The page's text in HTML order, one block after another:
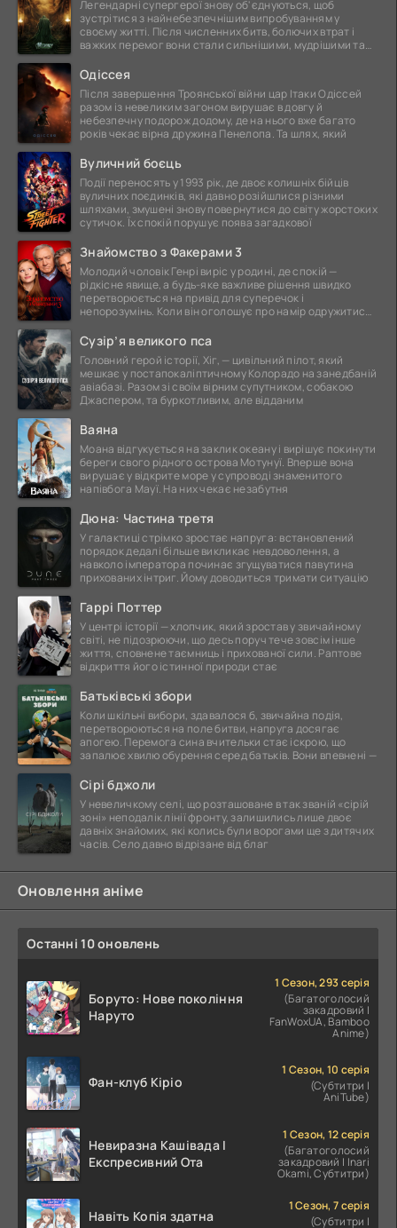
Легендарні супергерої знову об'єднуються, щоб
зустрітися з найнебезпечнішим випробуванням у
своєму житті. Після численних битв, болючих втрат і
важких перемог вони стали сильнішими, мудрішими та
Одіссея
Після завершення Троянської війни цар Ітаки Одіссей
разом із невеликим загоном вирушає в довгу й
небезпечну подорож додому, де на нього вже багато
років чекає вірна дружина Пенелопа. Та шлях, який
Вуличний боєць
Події переносять у 1993 рік, де двоє колишніх бійців
вуличних поєдинків, які давно розійшлися різними
шляхами, змушені знову повернутися до світу жорстоких
сутичок. Їх спокій порушує поява загадкової
Знайомство з Факерами 3
Молодий чоловік Генрі виріс у родині, де спокій —
рідкісне явище, а будь-яке важливе рішення швидко
перетворюється на привід для суперечок і
непорозумінь. Коли він оголошує про намір одружитися,
Сузір’я великого пса
Головний герой історії, Хіг, — цивільний пілот, який
мешкає у постапокаліптичному Колорадо на занедбаній
авіабазі. Разом зі своїм вірним супутником, собакою
Джаспером, та буркотливим, але відданим
Ваяна
Моана відгукується на заклик океану і вирішує покинути
береги свого рідного острова Мотунуї. Вперше вона
вирушає у відкрите море у супроводі знаменитого
напівбога Мауї. На них чекає незабутня
Дюна: Частина третя
У галактиці стрімко зростає напруга: встановлений
порядок дедалі більше викликає невдоволення, а
навколо імператора починає згущуватися павутина
прихованих інтриг. Йому доводиться тримати ситуацію
Гаррі Поттер
У центрі історії — хлопчик, який зростав у звичайному
світі, не підозрюючи, що десь поруч тече зовсім інше
життя, сповнене таємниць і прихованої сили. Раптове
відкриття його істинної природи стає
Батьківські збори
Коли шкільні вибори, здавалося б, звичайна подія,
перетворюються на поле битви, напруга досягає
апогею. Перемога сина вчительки стає іскрою, що
запалює хвилю обурення серед батьків. Вони впевнені —
Сірі бджоли
У невеличкому селі, що розташоване в так званій «сірій
зоні» неподалік лінії фронту, залишились лише двоє
давніх знайомих, які колись були ворогами ще з дитячих
часів. Село давно відрізане від благ
Оновлення аніме
Останні 10 оновлень
Боруто: Нове покоління
Наруто
1 Сезон, 293 серія
(Багатоголосий
закадровий |
FanWoxUA, Bamboo
Anime)
Фан-клуб Кіріо
1 Сезон, 10 серія
(Субтитри |
AniTube)
Невиразна Кашівада І
Експресивний Ота
1 Сезон, 12 серія
(Багатоголосий
закадровий | Inari
Okami, Субтитри)
Навіть Копія здатна
1 Сезон, 7 серія
(Субтитри |